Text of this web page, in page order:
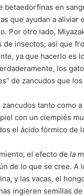
betaedorfinas en
que ayudan a
Por otro lado,
de insectos; así que
ya que hacerlo es
los
de zancudos que
tanto como
con un ciempiés
el ácido fórmico de
el efecto de la
de lo que se cree. A
y las vacas, el
ingieren semillas